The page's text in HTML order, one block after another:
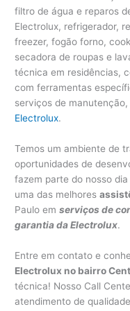
filtro de água e reparos
Electrolux, refrigerador,
freezer, fogão forno,
secadora de roupas e
técnica em residências,
com ferramentas
serviços de
Electrolux.
Temos um ambiente de
oportunidades de
fazem parte do nosso
uma das melhores
Paulo emserviços de
garantia da Electrolux.
Entre em contato e
Electrolux no bairro
técnica! Nosso Call
atendimento de